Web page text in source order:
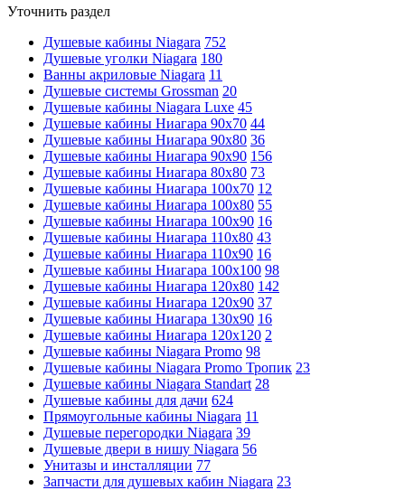
Уточнить раздел
Душевые кабины Niagara 752
Душевые уголки Niagara 180
Ванны акриловые Niagara 11
Душевые системы Grossman 20
Душевые кабины Niagara Luxe 45
Душевые кабины Ниагара 90x70 44
Душевые кабины Ниагара 90x80 36
Душевые кабины Ниагара 90x90 156
Душевые кабины Ниагара 80x80 73
Душевые кабины Ниагара 100x70 12
Душевые кабины Ниагара 100x80 55
Душевые кабины Ниагара 100x90 16
Душевые кабины Ниагара 110x80 43
Душевые кабины Ниагара 110x90 16
Душевые кабины Ниагара 100x100 98
Душевые кабины Ниагара 120x80 142
Душевые кабины Ниагара 120x90 37
Душевые кабины Ниагара 130x90 16
Душевые кабины Ниагара 120x120 2
Душевые кабины Niagara Promo 98
Душевые кабины Niagara Promo Тропик 23
Душевые кабины Niagara Standart 28
Душевые кабины для дачи 624
Прямоугольные кабины Niagara 11
Душевые перегородки Niagara 39
Душевые двери в нишу Niagara 56
Унитазы и инсталляции 77
Запчасти для душевых кабин Niagara 23